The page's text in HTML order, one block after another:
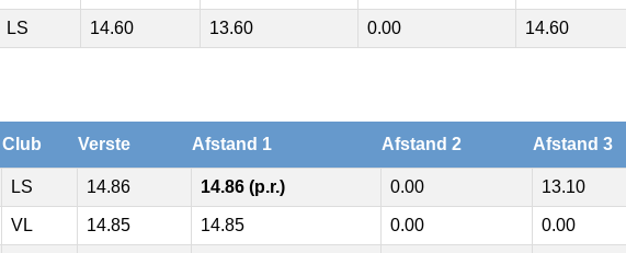
LS 14.60 13.60 0.00 14.60
Club Verste Afstand 1 Afstand 2 Afstand 3
LS 14.86 14.86 (p.r.) 0.00 13.10
VL 14.85 14.85 0.00 0.00